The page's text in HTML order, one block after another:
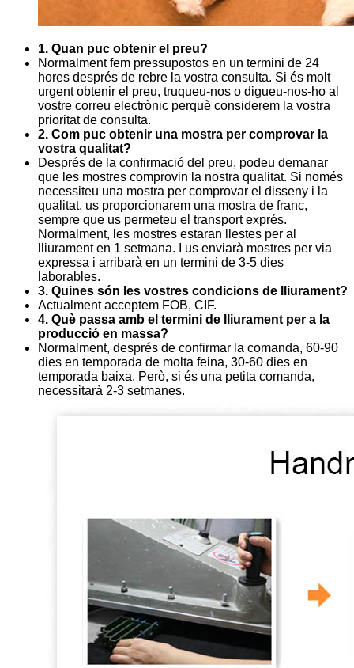
1. Quan puc obtenir el preu?
Normalment fem pressupostos en un termini de 24
hores després de rebre la vostra consulta. Si és molt
urgent obtenir el preu, truqueu-nos o digueu-nos-ho al
vostre correu electrònic perquè considerem la vostra
prioritat de consulta.
2. Com puc obtenir una mostra per comprovar la
vostra qualitat?
Després de la confirmació del preu, podeu demanar
que les mostres comprovin la nostra qualitat. Si només
necessiteu una mostra per comprovar el disseny i la
qualitat, us proporcionarem una mostra de franc,
sempre que us permeteu el transport exprés.
Normalment, les mostres estaran llestes per al
lliurament en 1 setmana. I us enviarà mostres per via
expressa i arribarà en un termini de 3-5 dies
laborables.
3. Quines són les vostres condicions de lliurament?
Actualment acceptem FOB, CIF.
4. Què passa amb el termini de lliurament per a la
producció en massa?
Normalment, després de confirmar la comanda, 60-90
dies en temporada de molta feina, 30-60 dies en
temporada baixa. Però, si és una petita comanda,
necessitarà 2-3 setmanes.